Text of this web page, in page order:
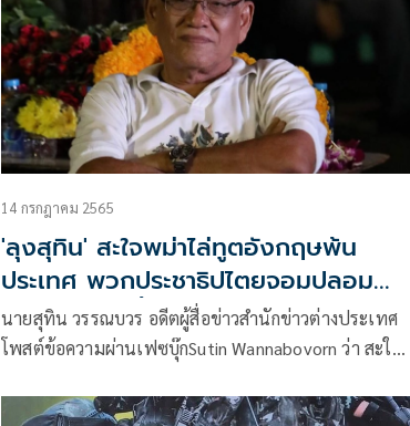
14 กรกฎาคม 2565
'ลุงสุทิน' สะใจพม่าไล่ทูตอังกฤษพ้น
ประเทศ พวกประชาธิปไตยจอมปลอม
ต้องเจอแบบนี้
นายสุทิน วรรณบวร อดีตผู้สื่อข่าวสำนักข่าวต่างประเทศ
โพสต์ข้อความผ่านเฟซบุ๊กSutin Wannabovorn ว่า สะใจ
สารตราตรั้งกับรัฐบาลทหาร